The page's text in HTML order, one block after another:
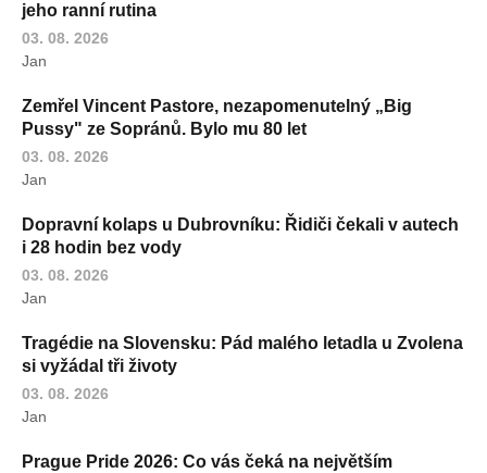
jeho ranní rutina
03. 08. 2026
Jan
Zemřel Vincent Pastore, nezapomenutelný „Big
Pussy" ze Sopránů. Bylo mu 80 let
03. 08. 2026
Jan
Dopravní kolaps u Dubrovníku: Řidiči čekali v autech
i 28 hodin bez vody
03. 08. 2026
Jan
Tragédie na Slovensku: Pád malého letadla u Zvolena
si vyžádal tři životy
03. 08. 2026
Jan
Prague Pride 2026: Co vás čeká na největším